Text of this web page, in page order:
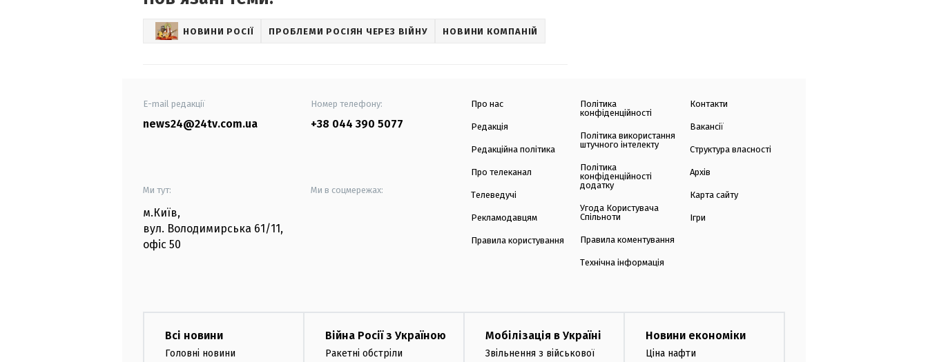
НОВИНИ РОСІЇ ПРОБЛЕМИ РОСІЯН ЧЕРЕЗ ВІЙНУ НОВИНИ КОМПАНІЙ
E-mail редакції
news24@24tv.com.ua
Номер телефону:
+38 044 390 5077
Ми тут:
м.Київ,
вул. Володимирська 61/11,
офіс 50
Ми в соцмережах:
Про нас
Редакція
Редакційна політика
Про телеканал
Телеведучі
Рекламодавцям
Правила користування
Політика
конфіденційності
Політика використання
штучного інтелекту
Політика
конфіденційності
додатку
Угода Користувача
Спільноти
Правила коментування
Технічна інформація
Контакти
Вакансії
Структура власності
Архів
Карта сайту
Ігри
Всі новини
Головні новини
Війна Росії з Україною
Ракетні обстріли
Мобілізація в Україні
Звільнення з військової
Новини економіки
Ціна нафти